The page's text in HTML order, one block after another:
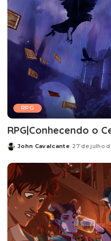
RPG
RPG|Conhecendo o
Posted
John Cavalcante 27 de julho